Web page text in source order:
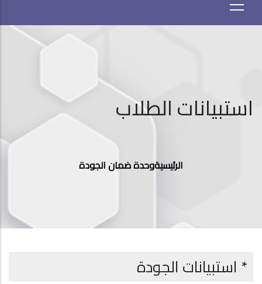
استبيانات الطلاب
مسار
التنقل
الرئيسيةوحدة ضمان الجودة
* استبيانات الجودة